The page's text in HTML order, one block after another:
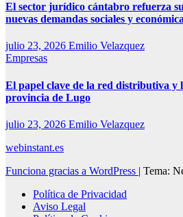
El sector jurídico cántabro refuerza
nuevas demandas sociales y
julio 23, 2026 Emilio Velazquez
Empresas
El papel clave de la red distributiva y
provincia de Lugo
julio 23, 2026 Emilio Velazquez
webinstant.es
Funciona gracias a WordPress | Tema:
Política de Privacidad
Aviso Legal